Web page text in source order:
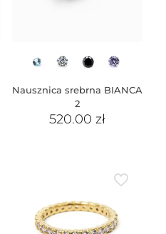
Nausznica srebrna BIANCA
2
520.00 zł